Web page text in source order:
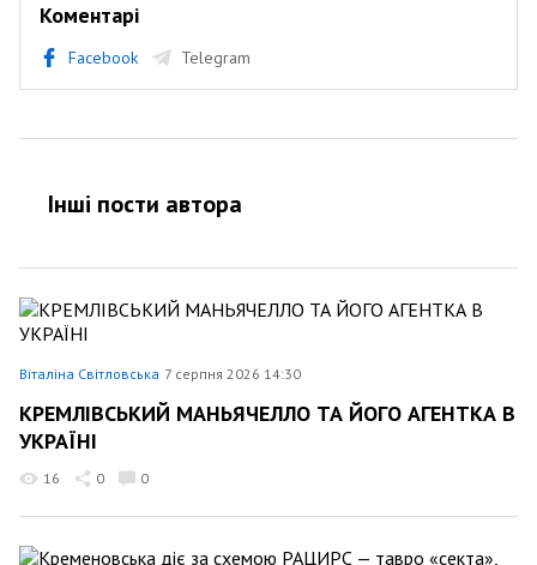
Коментарі
Facebook Telegram
Інші пости автора
Віталіна Світловська 7 серпня 2026 14:30
КРЕМЛІВСЬКИЙ МАНЬЯЧЕЛЛО ТА ЙОГО АГЕНТКА В
УКРАЇНІ
16 0 0